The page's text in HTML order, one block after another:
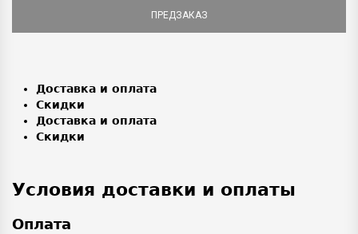
ПРЕДЗАКАЗ
Доставка и оплата
Скидки
Доставка и оплата
Скидки
Условия доставки и оплаты
Оплата